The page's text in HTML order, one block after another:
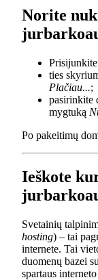
Norite
ties
Plačiau...;
pasirinkite
mygtuką
Po pakeitimų
Ieškote
Svetainių
hosting) – tai
internete. Tai
duomenų bazei
spartaus